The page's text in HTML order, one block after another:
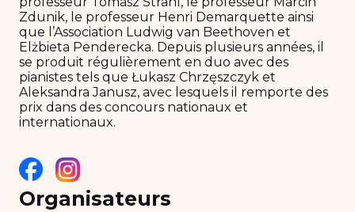
Zdunik, le professeur Henri Demarquette ainsi
que l’Association Ludwig van Beethoven et
Elżbieta Penderecka. Depuis plusieurs années, il
se produit régulièrement en duo avec des
pianistes tels que Łukasz Chrzęszczyk et
Aleksandra Janusz, avec lesquels il remporte des
prix dans des concours nationaux et
internationaux.
Organisateurs